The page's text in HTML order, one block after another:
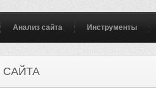
Анализ сайта Инструменты